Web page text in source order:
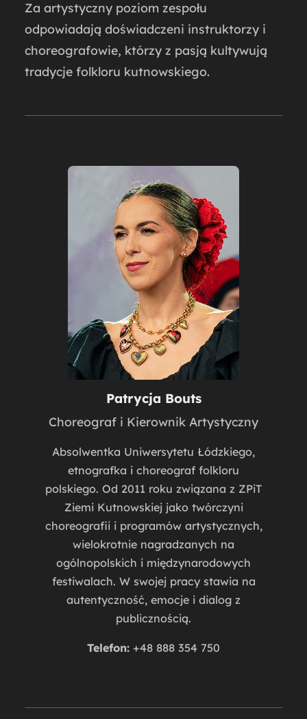
Za artystyczny poziom zespołu
odpowiadają doświadczeni instruktorzy i
choreografowie, którzy z pasją kultywują
tradycje folkloru kutnowskiego.
Patrycja Bouts
Choreograf i Kierownik Artystyczny
Absolwentka Uniwersytetu Łódzkiego,
etnografka i choreograf folkloru
polskiego. Od 2011 roku związana z ZPiT
Ziemi Kutnowskiej jako twórczyni
choreografii i programów artystycznych,
wielokrotnie nagradzanych na
ogólnopolskich i międzynarodowych
festiwalach. W swojej pracy stawia na
autentyczność, emocje i dialog z
publicznością.
Telefon: +48 888 354 750